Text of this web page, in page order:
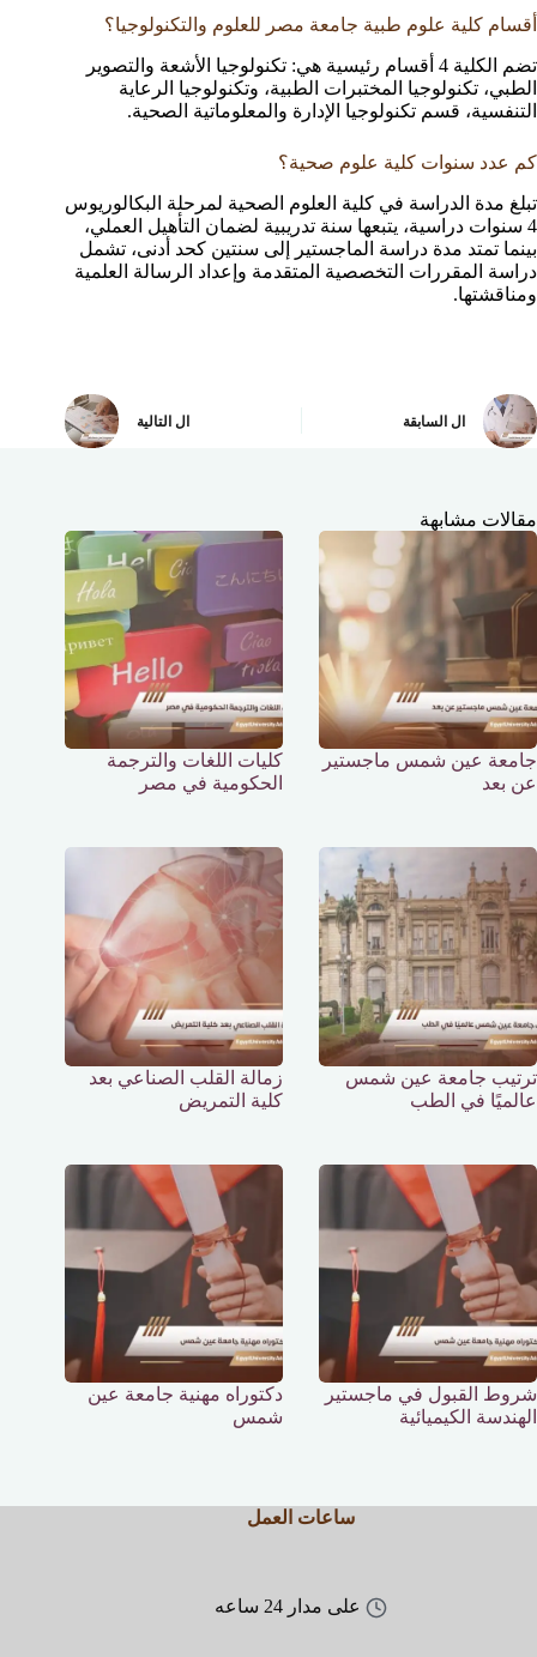
أقسام كلية علوم طبية جامعة مصر للعلوم والتكنولوجيا؟
تضم الكلية 4 أقسام رئيسية هي: تكنولوجيا الأشعة والتصوير
الطبي، تكنولوجيا المختبرات الطبية، وتكنولوجيا الرعاية
التنفسية، قسم تكنولوجيا الإدارة والمعلوماتية الصحية.
كم عدد سنوات كلية علوم صحية؟
تبلغ مدة الدراسة في كلية العلوم الصحية لمرحلة البكالوريوس
4 سنوات دراسية، يتبعها سنة تدريبية لضمان التأهيل العملي،
بينما تمتد مدة دراسة الماجستير إلى سنتين كحد أدنى، تشمل
دراسة المقررات التخصصية المتقدمة وإعداد الرسالة العلمية
ومناقشتها.
ال السابقة ال التالية
مقالات مشابهة
جامعة عين شمس ماجستير
عن بعد
كليات اللغات والترجمة
الحكومية في مصر
ترتيب جامعة عين شمس
عالميًا في الطب
زمالة القلب الصناعي بعد
كلية التمريض
شروط القبول في ماجستير
الهندسة الكيميائية
دكتوراه مهنية جامعة عين
شمس
ساعات العمل
على مدار 24 ساعه